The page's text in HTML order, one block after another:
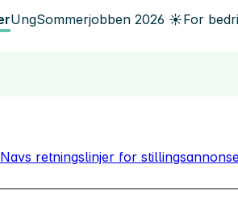
UngSommerjobben 2026 ☀️For
Navs retningslinjer for